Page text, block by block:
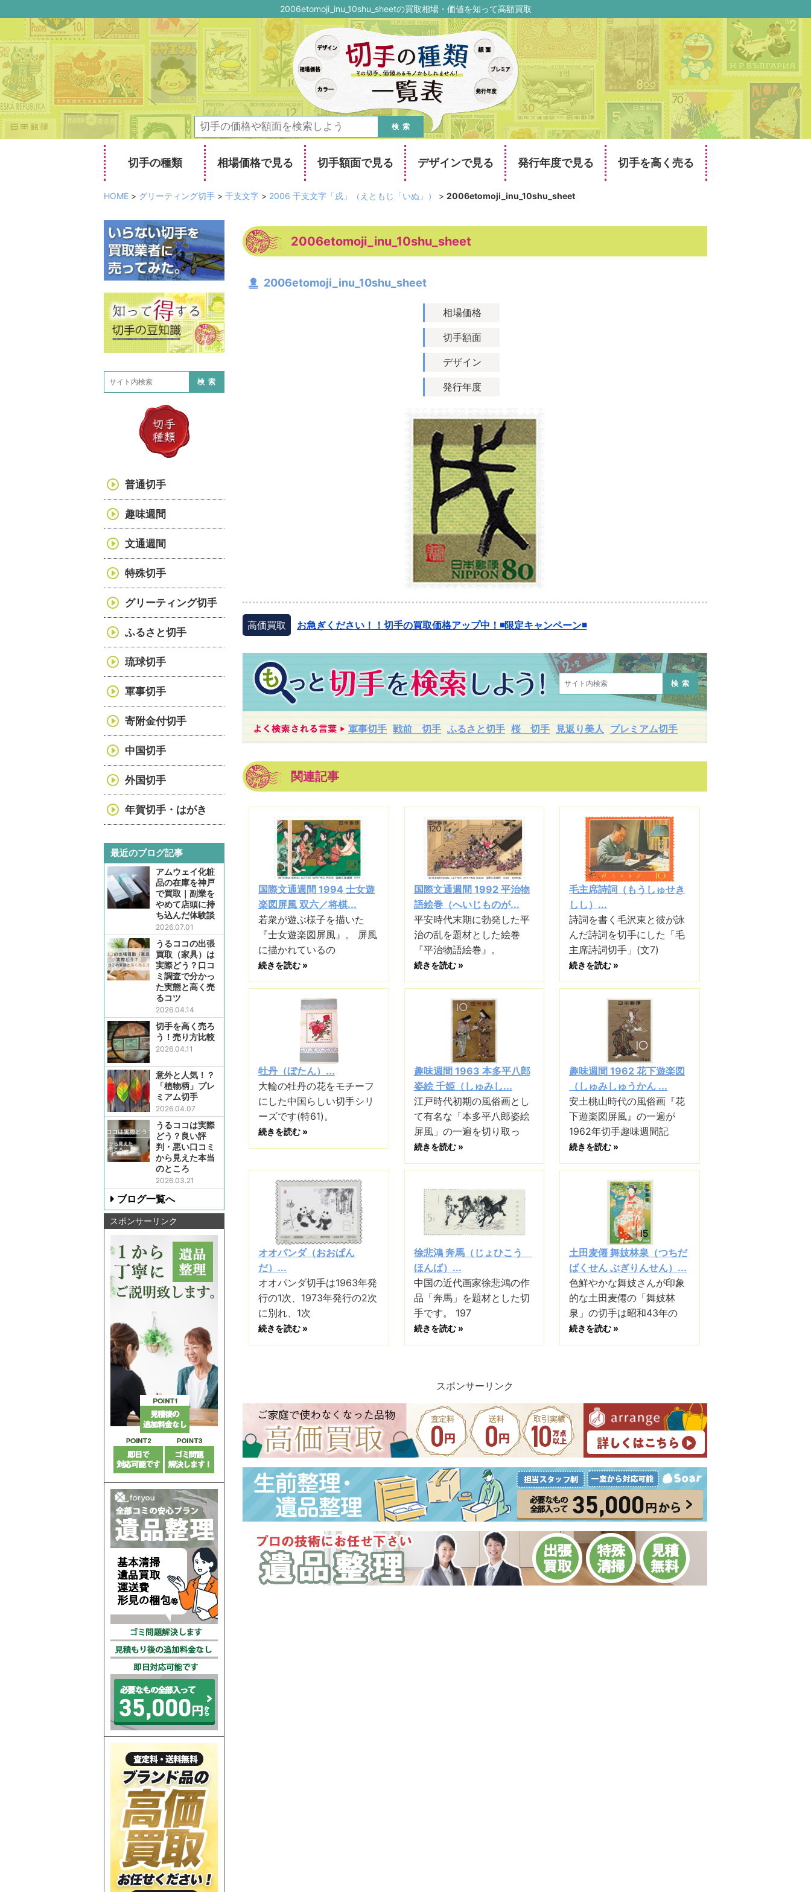
2006etomoji_inu_10shu_sheetの買取相場・価値を知って高額買取
検索
切手の種類 相場価格で見る 切手額面で見る デザインで見る 発行年度で見る 切手を高く売る
HOME > グリーティング切手 > 干支文字 > 2006 干支文字「戌」（えともじ「いぬ」） > 2006etomoji_inu_10shu_sheet
2006etomoji_inu_10shu_sheet
2006etomoji_inu_10shu_sheet
相場価格
切手額面
デザイン
発行年度
高価買取 お急ぎください！！切手の買取価格アップ中！◾️限定キャンペーン◾️
検索
軍事切手 戦前 切手 ふるさと切手 桜 切手 見返り美人 プレミアム切手
関連記事
国際文通週間 1994 士女遊
楽図屏風 双六／将棋...
若衆が遊ぶ様子を描いた
『士女遊楽図屏風』。 屏風
に描かれているの
続きを読む »
国際文通週間 1992 平治物
語絵巻（へいじものが...
平安時代末期に勃発した平
治の乱を題材とした絵巻
『平治物語絵巻』。
続きを読む »
毛主席詩詞（もうしゅせき
しし）...
詩詞を書く毛沢東と彼が詠
んだ詩詞を切手にした「毛
主席詩詞切手」(文7)
続きを読む »
牡丹（ぼたん）...
大輪の牡丹の花をモチーフ
にした中国らしい切手シリ
ーズです(特61)。
続きを読む »
趣味週間 1963 本多平八郎
姿絵 千姫（しゅみし...
江戸時代初期の風俗画とし
て有名な「本多平八郎姿絵
屏風」の一遍を切り取っ
続きを読む »
趣味週間 1962 花下遊楽図
（しゅみしゅうかん ...
安土桃山時代の風俗画『花
下遊楽図屏風』の一遍が
1962年切手趣味週間記
続きを読む »
オオパンダ（おおぱん
だ）...
オオパンダ切手は1963年発
行の1次、1973年発行の2次
に別れ、1次
続きを読む »
徐悲鴻 奔馬（じょひこう
ほんば）...
中国の近代画家徐悲鴻の作
品「奔馬」を題材とした切
手です。 197
続きを読む »
土田麦僊 舞妓林泉（つちだ
ばくせん ぶぎりんせん）...
色鮮やかな舞妓さんが印象
的な土田麦僊の「舞妓林
泉」の切手は昭和43年の
続きを読む »
スポンサーリンク
検索
普通切手
趣味週間
文通週間
特殊切手
グリーティング切手
ふるさと切手
琉球切手
軍事切手
寄附金付切手
中国切手
外国切手
年賀切手・はがき
最近のブログ記事
アムウェイ化粧
品の在庫を神戸
で買取｜副業を
やめて店頭に持
ち込んだ体験談
2026.07.01
うるココの出張
買取（家具）は
実際どう？口コ
ミ調査で分かっ
た実態と高く売
るコツ
2026.04.14
切手を高く売ろ
う！売り方比較
2026.04.11
意外と人気！？
「植物柄」プレ
ミアム切手
2026.04.07
うるココは実際
どう？良い評
判・悪い口コミ
から見えた本当
のところ
2026.03.21
ブログ一覧へ
スポンサーリンク